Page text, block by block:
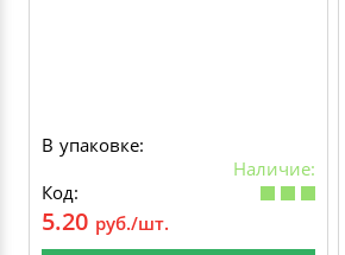
В упаковке:
Наличие:
Код:
5.20 руб./шт.